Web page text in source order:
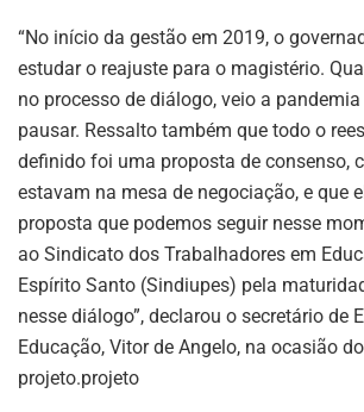
“No início da gestão em 2019, o
estudar o reajuste para o magistério.
no processo de diálogo, veio a
pausar. Ressalto também que todo o
definido foi uma proposta de consenso,
estavam na mesa de negociação, e que
proposta que podemos seguir nesse
ao Sindicato dos Trabalhadores em
Espírito Santo (Sindiupes) pela
nesse diálogo”, declarou o secretário de
Educação, Vitor de Angelo, na ocasião
projeto.projeto